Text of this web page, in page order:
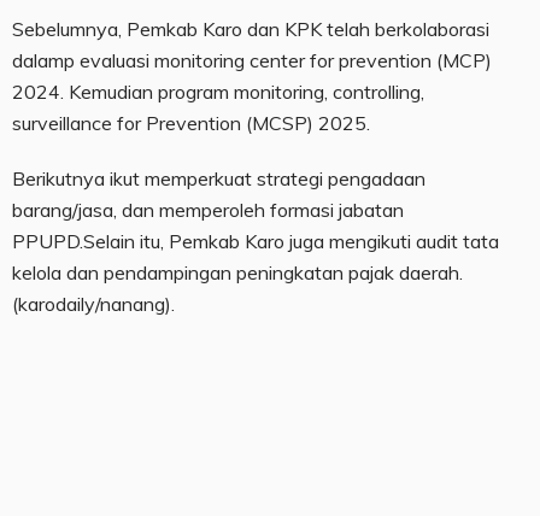
Sebelumnya, Pemkab Karo dan KPK telah berkolaborasi
dalamp evaluasi monitoring center for prevention (MCP)
2024. Kemudian program monitoring, controlling,
surveillance for Prevention (MCSP) 2025.
Berikutnya ikut memperkuat strategi pengadaan
barang/jasa, dan memperoleh formasi jabatan
PPUPD.Selain itu, Pemkab Karo juga mengikuti audit tata
kelola dan pendampingan peningkatan pajak daerah.
(karodaily/nanang).